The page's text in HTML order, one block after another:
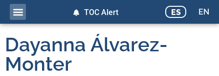
ES EN
TOC Alert
Dayanna Álvarez-
Monter